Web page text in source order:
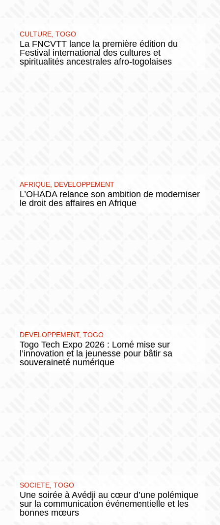
CULTURE TOGO
La FNCVTT lance la première édition du
Festival international des cultures et
spiritualités ancestrales afro-togolaises
AFRIQUE DEVELOPPEMENT
L’OHADA relance son ambition de moderniser
le droit des affaires en Afrique
DEVELOPPEMENT, TOGO
Togo Tech Expo 2026 : Lomé mise sur
l’innovation et la jeunesse pour bâtir sa
souveraineté numérique
SOCIETE TOGO
Une soirée à Avédji au cœur d’une polémique
sur la communication événementielle et les
bonnes mœurs